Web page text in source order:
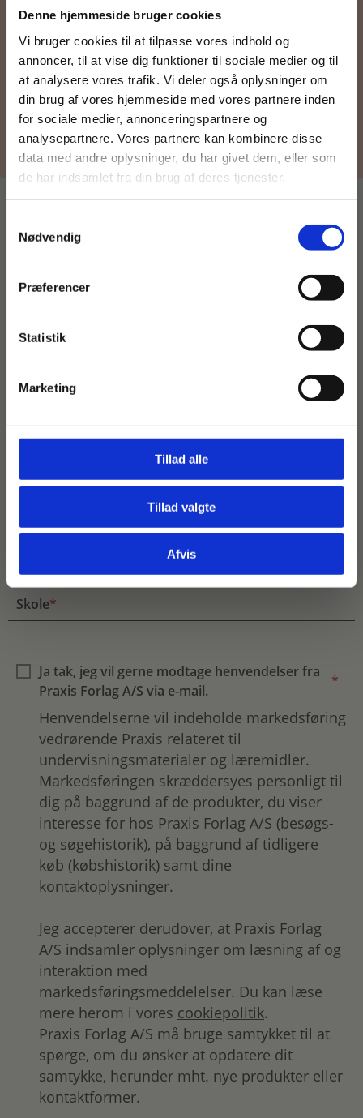
Denne hjemmeside bruger cookies
Vi bruger cookies til at tilpasse vores indhold og
annoncer, til at vise dig funktioner til sociale medier og til
at analysere vores trafik. Vi deler også oplysninger om
din brug af vores hjemmeside med vores partnere inden
for sociale medier, annonceringspartnere og
analysepartnere. Vores partnere kan kombinere disse
data med andre oplysninger, du har givet dem, eller som
de har indsamlet fra din brug af deres tjenester.
Nødvendig
Præferencer
Statistik
Marketing
Tillad alle
Tillad valgte
Afvis
PRØV FAGPAKKEN TIL MEDIEFAG
Prøv fagpakken gratis i 3 måneder
Fornavn*
Telefonnummer*
Skole*
Ja tak, jeg vil gerne modtage henvendelser fra
Praxis Forlag A/S via e-mail.
*
Henvendelserne vil indeholde markedsføring
vedrørende Praxis relateret til
undervisningsmaterialer og læremidler.
Markedsføringen skræddersyes personligt til
dig på baggrund af de produkter, du viser
interesse for hos Praxis Forlag A/S (besøgs-
og søgehistorik), på baggrund af tidligere
køb (købshistorik) samt dine
kontaktoplysninger.
Jeg accepterer derudover, at Praxis Forlag
A/S indsamler oplysninger om læsning af og
interaktion med
markedsføringsmeddelelser. Du kan læse
mere herom i vores cookiepolitik.
Praxis Forlag A/S må bruge samtykket til at
spørge, om du ønsker at opdatere dit
samtykke, herunder mht. nye produkter eller
kontaktformer.
Køb læremidler og find masterclasses mm.
Fortsæt som:
For privatkunder og
studerende. Du får
vist priser inkl.
For institutioner og
virksomheder. Du
får vist priser ekskl.
Gå til praxisOnline